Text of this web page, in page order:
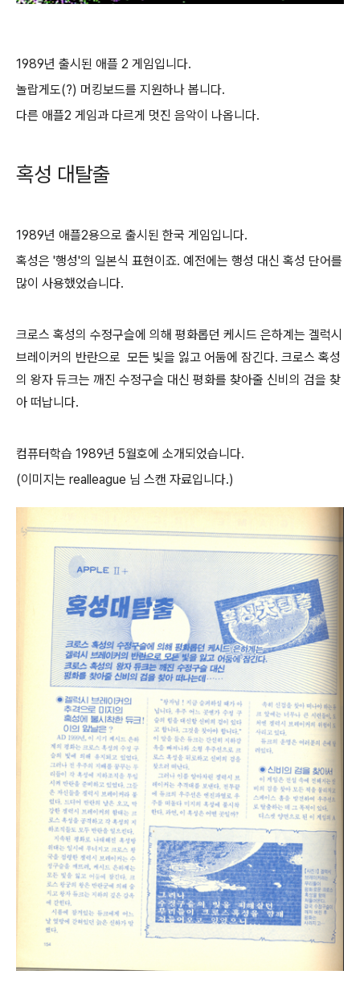
1989년 출시된 애플 2 게임입니다.
놀랍게도(?) 머킹보드를 지원하나 봅니다.
다른 애플2 게임과 다르게 멋진 음악이 나옵니다.
혹성 대탈출
1989년 애플2용으로 출시된 한국 게임입니다.
혹성은 '행성'의 일본식 표현이죠. 예전에는 행성 대신 혹성 단어를
많이 사용했었습니다.
크로스 혹성의 수정구슬에 의해 평화롭던 케시드 은하계는 겔럭시
브레이커의 반란으로 모든 빛을 잃고 어둠에 잠긴다. 크로스 혹성
의 왕자 듀크는 깨진 수정구슬 대신 평화를 찾아줄 신비의 검을 찾
아 떠납니다.
컴퓨터학습 1989년 5월호에 소개되었습니다.
(이미지는 realleague 님 스캔 자료입니다.)